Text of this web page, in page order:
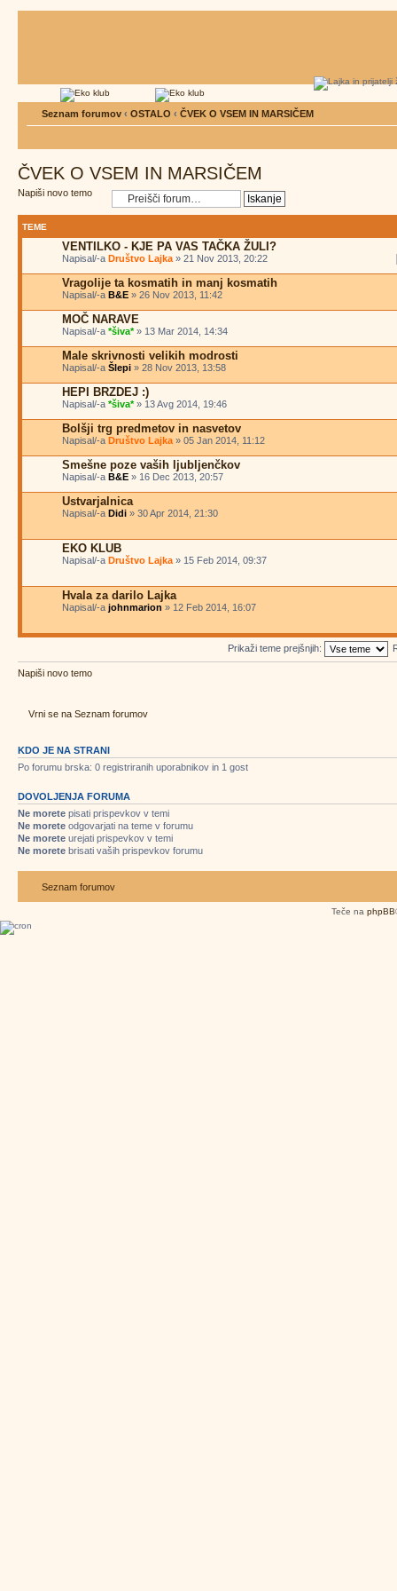
Seznam forumov ‹ OSTALO ‹ ČVEK O VSEM IN MARSIČEM
ČVEK O VSEM IN MARSIČEM
Napiši novo temo
TEME
VENTILKO - KJE PA VAS TAČKA ŽULI?
Napisal/-a Društvo Lajka » 21 Nov 2013, 20:22
Vragolije ta kosmatih in manj kosmatih
Napisal/-a B&E » 26 Nov 2013, 11:42
MOČ NARAVE
Napisal/-a *šiva*» 13 Mar 2014, 14:34
Male skrivnosti velikih modrosti
Napisal/-a Šlepi » 28 Nov 2013, 13:58
HEPI BRZDEJ :)
Napisal/-a *šiva*» 13 Avg 2014, 19:46
Bolšji trg predmetov in nasvetov
Napisal/-a Društvo Lajka » 05 Jan 2014, 11:12
Smešne poze vaših ljubljenčkov
Napisal/-a B&E » 16 Dec 2013, 20:57
Ustvarjalnica
Napisal/-a Didi » 30 Apr 2014, 21:30
EKO KLUB
Napisal/-a Društvo Lajka » 15 Feb 2014, 09:37
Hvala za darilo Lajka
Napisal/-a johnmarion » 12 Feb 2014, 16:07
Prikaži teme prejšnjih:
Napiši novo temo
Vrni se na Seznam forumov
KDO JE NA STRANI
Po forumu brska: 0 registriranih uporabnikov in 1 gost
DOVOLJENJA FORUMA
Ne morete pisati prispevkov v temi
Ne morete odgovarjati na teme v forumu
Ne morete urejati prispevkov v temi
Ne morete brisati vaših prispevkov forumu
Seznam forumov
Teče na phpBB